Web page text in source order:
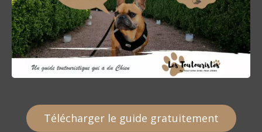
Télécharger le guide gratuitement